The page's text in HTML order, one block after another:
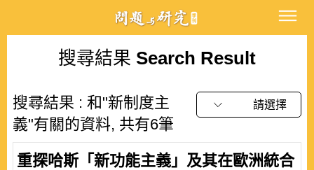
搜尋結果 Search Result
搜尋結果 : 和"新制度主
義"有關的資料, 共有6筆
請選擇
重探哈斯「新功能主義」及其在歐洲統合